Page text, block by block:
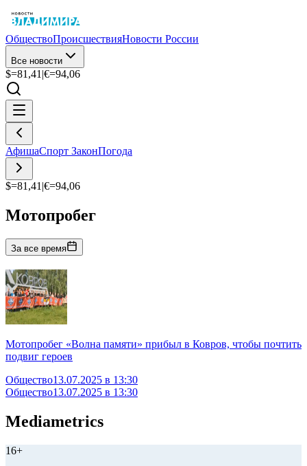
ОбществоПроисшествияНовости России
Все новости
$=81,41 |€=94,06
АфишаСпорт ЗаконПогода
$=81,41 |€=94,06
Мотопробег
За все время
Мотопробег «Волна памяти» прибыл в Ковров, чтобы почтить
подвиг героев
Общество13.07.2025 в 13:30
Общество13.07.2025 в 13:30
Mediametrics
16+